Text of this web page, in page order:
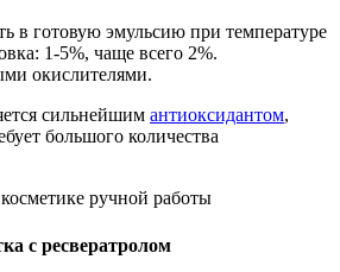
в готовую эмульсию при температуре
1-5%, чаще всего 2%.
окислителями.
сильнейшим антиоксидантом,
большого количества
с ресвератролом